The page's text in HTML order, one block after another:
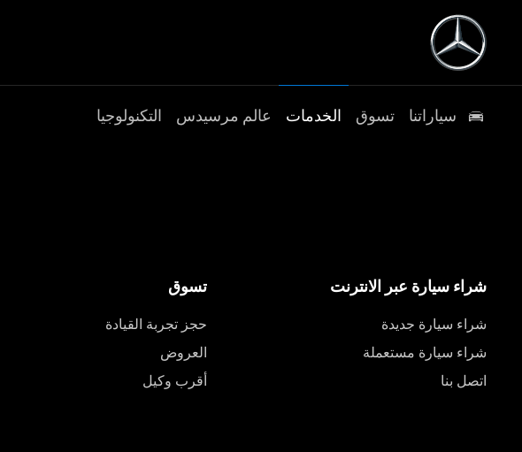
سياراتنا تسوق الخدمات عالم مرسيدس التكنولوجيا
شراء سيارة عبر الانترنت
شراء سيارة جديدة
شراء سيارة مستعملة
اتصل بنا
تسوق
حجز تجربة القيادة
العروض
أقرب وكيل